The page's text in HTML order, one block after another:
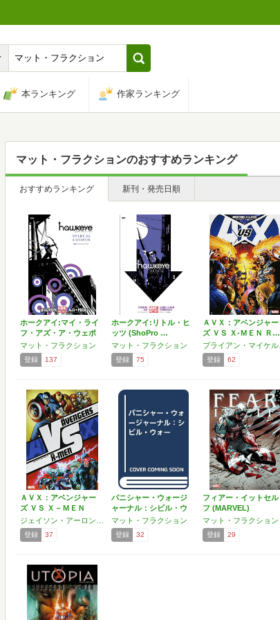
本ランキング 作家ランキング
マット・フラクションのおすすめランキング
おすすめランキング 新刊・発売日順
ホークアイ:マイ・ライ
フ・アズ・ア・ウェポ
ン…
マット・フラクション
登録 137
ホークアイ:リトル・ヒ
ッツ (ShoPro …
マット・フラクション
登録 75
ＡＶＸ：アベンジャー
ズ ＶＳ Ｘ-ＭＥＮ Ｒ…
登録 62
ＡＶＸ：アベンジャー
ズ ＶＳ Ｘ－ＭＥＮ
Ｖ…
登録 37
パニシャー・ウォージ
ャーナル：シビル・ウ
ォー
マット・フラクション
登録 32
フィアー・イットセル
フ (MARVEL)
マット・フラクション
登録 29